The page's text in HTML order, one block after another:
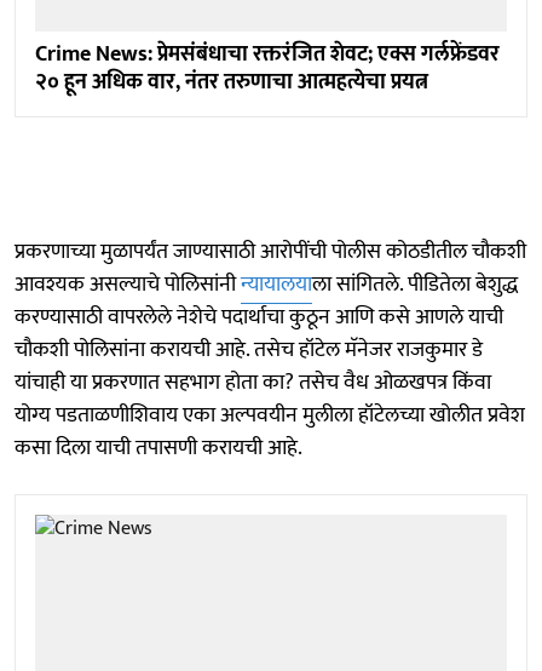
Crime News: प्रेमसंबंधाचा रक्तरंजित शेवट; एक्स गर्लफ्रेंडवर
२० हून अधिक वार, नंतर तरुणाचा आत्महत्येचा प्रयत्न
प्रकरणाच्या मुळापर्यंत जाण्यासाठी आरोपींची पोलीस कोठडीतील चौकशी
आवश्यक असल्याचे पोलिसांनीन्यायालयाला सांगितले. पीडितेला बेशुद्ध
करण्यासाठी वापरलेले नेशेचे पदार्थाचा कुठून आणि कसे आणले याची
चौकशी पोलिसांना करायची आहे. तसेच हॉटेल मॅनेजर राजकुमार डे
यांचाही या प्रकरणात सहभाग होता का? तसेच वैध ओळखपत्र किंवा
योग्य पडताळणीशिवाय एका अल्पवयीन मुलीला हॉटेलच्या खोलीत प्रवेश
कसा दिला याची तपासणी करायची आहे.